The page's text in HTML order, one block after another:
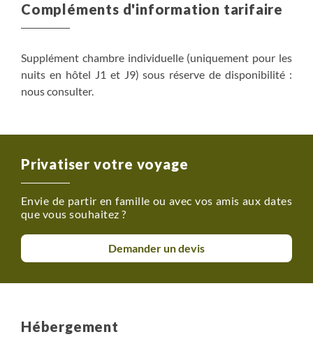
Compléments d'information tarifaire
Supplément chambre individuelle (uniquement pour les
nuits en hôtel J1 et J9) sous réserve de disponibilité :
nous consulter.
Privatiser votre voyage
Envie de partir en famille ou avec vos amis aux dates
que vous souhaitez ?
Demander un devis
Hébergement